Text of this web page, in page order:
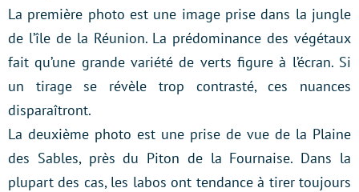
La première photo est une image prise dans la jungle
de l’île de la Réunion. La prédominance des végétaux
fait qu’une grande variété de verts figure à l’écran. Si
un tirage se révèle trop contrasté, ces nuances
disparaîtront.
La deuxième photo est une prise de vue de la Plaine
des Sables, près du Piton de la Fournaise. Dans la
plupart des cas, les labos ont tendance à tirer toujours